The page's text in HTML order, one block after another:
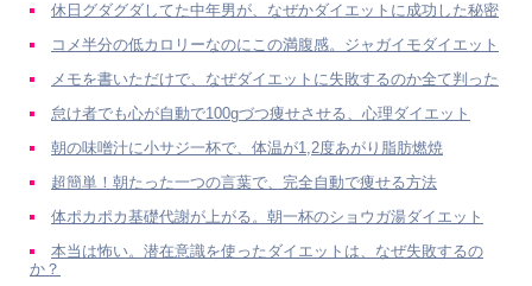
休日グダグダしてた中年男が、なぜかダイエットに成功した秘密
コメ半分の低カロリーなのにこの満腹感。ジャガイモダイエット
メモを書いただけで、なぜダイエットに失敗するのか全て判った
怠け者でも心が自動で100gづつ痩せさせる、心理ダイエット
朝の味噌汁に小サジ一杯で、体温が1,2度あがり脂肪燃焼
超簡単！朝たった一つの言葉で、完全自動で痩せる方法
体ポカポカ基礎代謝が上がる。朝一杯のショウガ湯ダイエット
本当は怖い。潜在意識を使ったダイエットは、なぜ失敗するの
か？